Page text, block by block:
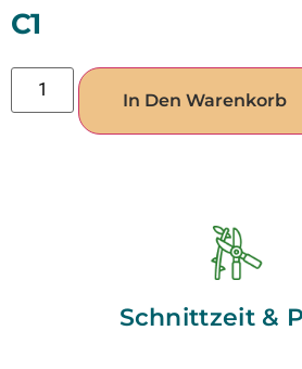
C1
In Den Warenkorb
Schnittzeit &